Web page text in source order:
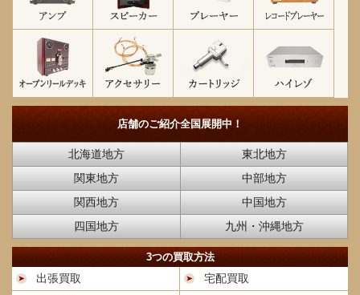
店舗のご紹介全国展開中！
北海道地方
東北地方
関東地方
中部地方
関西地方
中国地方
四国地方
九州・沖縄地方
3つの買取方法
出張買取
宅配買取